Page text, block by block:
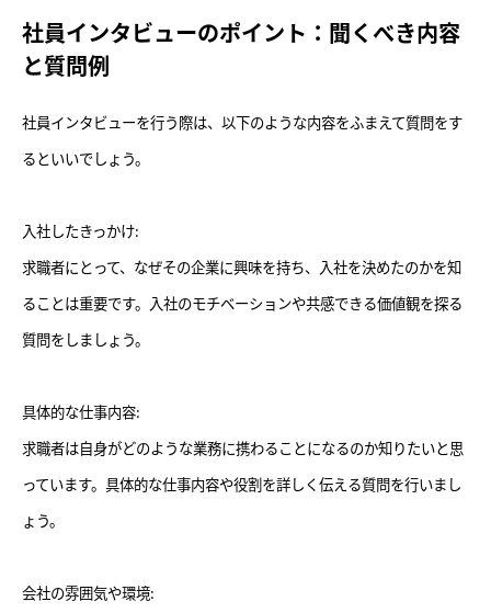
社員インタビューのポイント：聞くべき内容
と質問例
社員インタビューを行う際は、以下のような内容をふまえて質問をす
るといいでしょう。
入社したきっかけ:
求職者にとって、なぜその企業に興味を持ち、入社を決めたのかを知
ることは重要です。入社のモチベーションや共感できる価値観を探る
質問をしましょう。
具体的な仕事内容:
求職者は自身がどのような業務に携わることになるのか知りたいと思
っています。具体的な仕事内容や役割を詳しく伝える質問を行いまし
ょう。
会社の雰囲気や環境: